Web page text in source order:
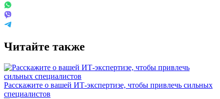
Читайте также
Расскажите о вашей ИТ-экспертизе, чтобы привлечь сильных
специалистов